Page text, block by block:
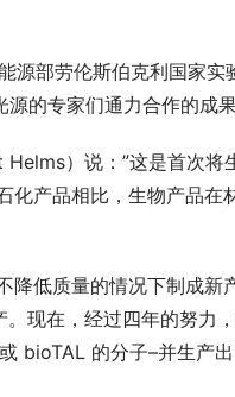
源部劳伦斯伯克利国家实
的专家们通力合作的成果
）说：”这是首次将
化产品相比，生物产品在
降低质量的情况下制成新
现在，经过四年的努力
bioTAL 的分子–并生产